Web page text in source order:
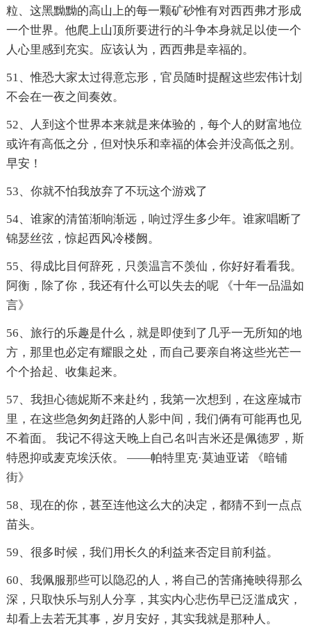
粒、这黑黝黝的高山上的每一颗矿砂惟有对西西弗才形成
一个世界。他爬上山顶所要进行的斗争本身就足以使一个
人心里感到充实。应该认为，西西弗是幸福的。
51、惟恐大家太过得意忘形，官员随时提醒这些宏伟计划
不会在一夜之间奏效。
52、人到这个世界本来就是来体验的，每个人的财富地位
或许有高低之分，但对快乐和幸福的体会并没高低之别。
早安！
53、你就不怕我放弃了不玩这个游戏了
54、谁家的清笛渐响渐远，响过浮生多少年。谁家唱断了
锦瑟丝弦，惊起西风冷楼阙。
55、得成比目何辞死，只羡温言不羡仙，你好好看看我。
阿衡，除了你，我还有什么可以失去的呢 《十年一品温如
言》
56、旅行的乐趣是什么，就是即使到了几乎一无所知的地
方，那里也必定有耀眼之处，而自己要亲自将这些光芒一
个个拾起、收集起来。
57、我担心德妮斯不来赴约，我第一次想到，在这座城市
里，在这些急匆匆赶路的人影中间，我们俩有可能再也见
不着面。 我记不得这天晚上自己名叫吉米还是佩德罗，斯
特恩抑或麦克埃沃依。 ——帕特里克·莫迪亚诺 《暗铺
街》
58、现在的你，甚至连他这么大的决定，都猜不到一点点
苗头。
59、很多时候，我们用长久的利益来否定目前利益。
60、我佩服那些可以隐忍的人，将自己的苦痛掩映得那么
深，只取快乐与别人分享，其实内心悲伤早已泛滥成灾，
却看上去若无其事，岁月安好，其实我就是那种人。